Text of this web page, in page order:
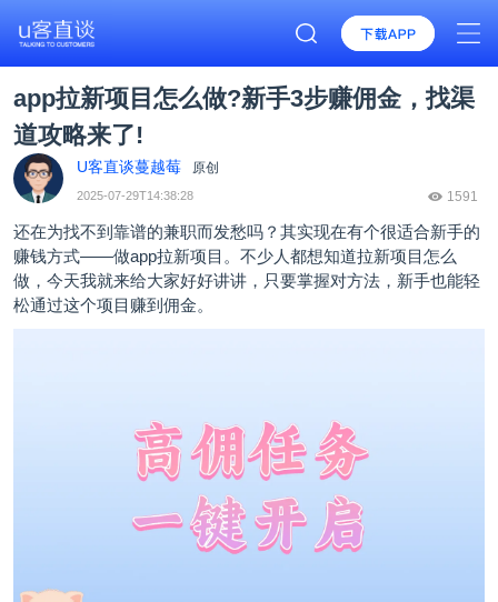
app拉新项目怎么做?新手3步赚佣金，找渠
道攻略来了!
U客直谈蔓越莓 原创
2025-07-29T14:38:28 1591
还在为找不到靠谱的兼职而发愁吗？其实现在有个很适合新手的
赚钱方式——做app拉新项目。不少人都想知道拉新项目怎么
做，今天我就来给大家好好讲讲，只要掌握对方法，新手也能轻
松通过这个项目赚到佣金。